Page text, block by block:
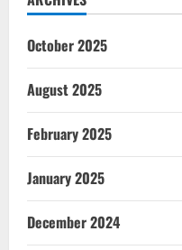
October 2025
August 2025
February 2025
January 2025
December 2024